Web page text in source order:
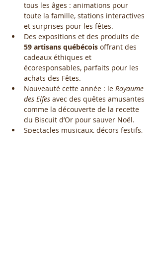
tous les âges : animations pour
toute la famille, stations interactives
et surprises pour les fêtes.
Des expositions et des produits de
59 artisans québécois offrant des
cadeaux éthiques et
écoresponsables, parfaits pour les
achats des Fêtes.
Nouveauté cette année : le Royaume
des Elfes avec des quêtes amusantes
comme la découverte de la recette
du Biscuit d’Or pour sauver Noël.
Spectacles musicaux, décors festifs,